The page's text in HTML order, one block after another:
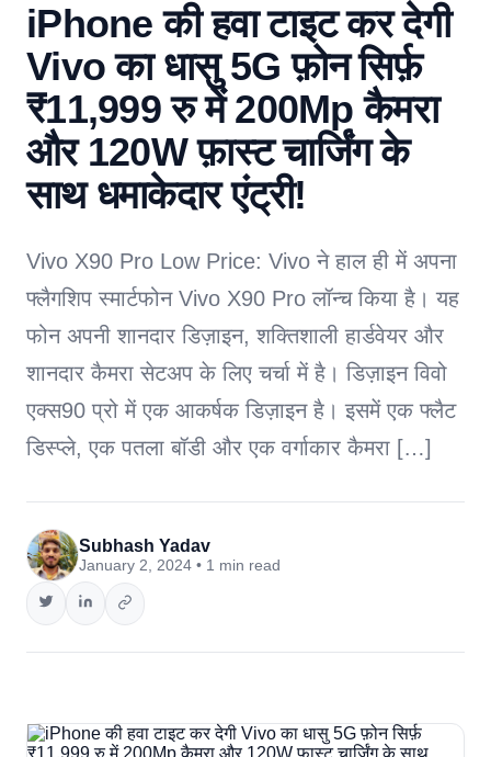
iPhone की हवा टाइट कर देगी
Vivo का धासु 5G फ़ोन सिर्फ़
₹11,999 रु में 200Mp कैमरा
और 120W फ़ास्ट चार्जिंग के
साथ धमाकेदार एंट्री!
Vivo X90 Pro Low Price: Vivo ने हाल ही में अपना
फ्लैगशिप स्मार्टफोन Vivo X90 Pro लॉन्च किया है। यह
फोन अपनी शानदार डिज़ाइन, शक्तिशाली हार्डवेयर और
शानदार कैमरा सेटअप के लिए चर्चा में है। डिज़ाइन विवो
एक्स90 प्रो में एक आकर्षक डिज़ाइन है। इसमें एक फ्लैट
डिस्प्ले, एक पतला बॉडी और एक वर्गाकार कैमरा […]
Subhash Yadav
January 2, 2024 • 1 min read